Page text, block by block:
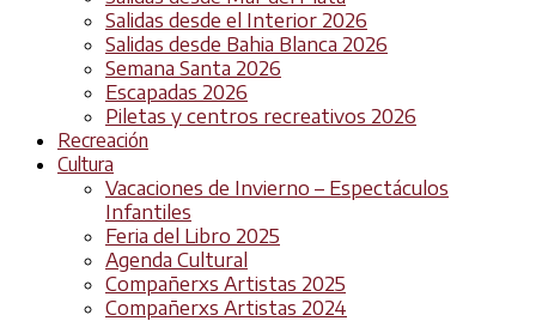
Salidas desde el Interior 2026
Salidas desde Bahia Blanca 2026
Semana Santa 2026
Escapadas 2026
Piletas y centros recreativos 2026
Recreación
Cultura
Vacaciones de Invierno – Espectáculos
Infantiles
Feria del Libro 2025
Agenda Cultural
Compañerxs Artistas 2025
Compañerxs Artistas 2024